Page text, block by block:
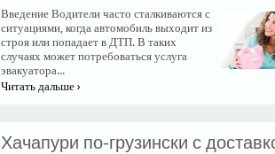
Введение Водители часто сталкиваются с
ситуациями, когда автомобиль выходит из
строя или попадает в ДТП. В таких
случаях может потребоваться услуга
эвакуатора...
Читать дальше ›
Хачапури по-грузински с